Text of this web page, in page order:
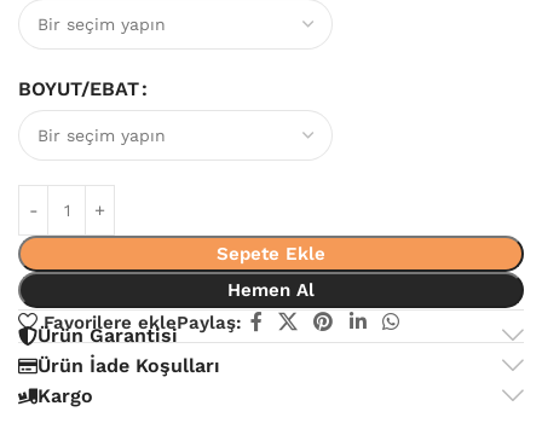
BOYUT/EBAT
Sepete Ekle
Hemen Al
Favorilere eklePaylaş:
Ürün Garantisi
Ürün İade Koşulları
Kargo